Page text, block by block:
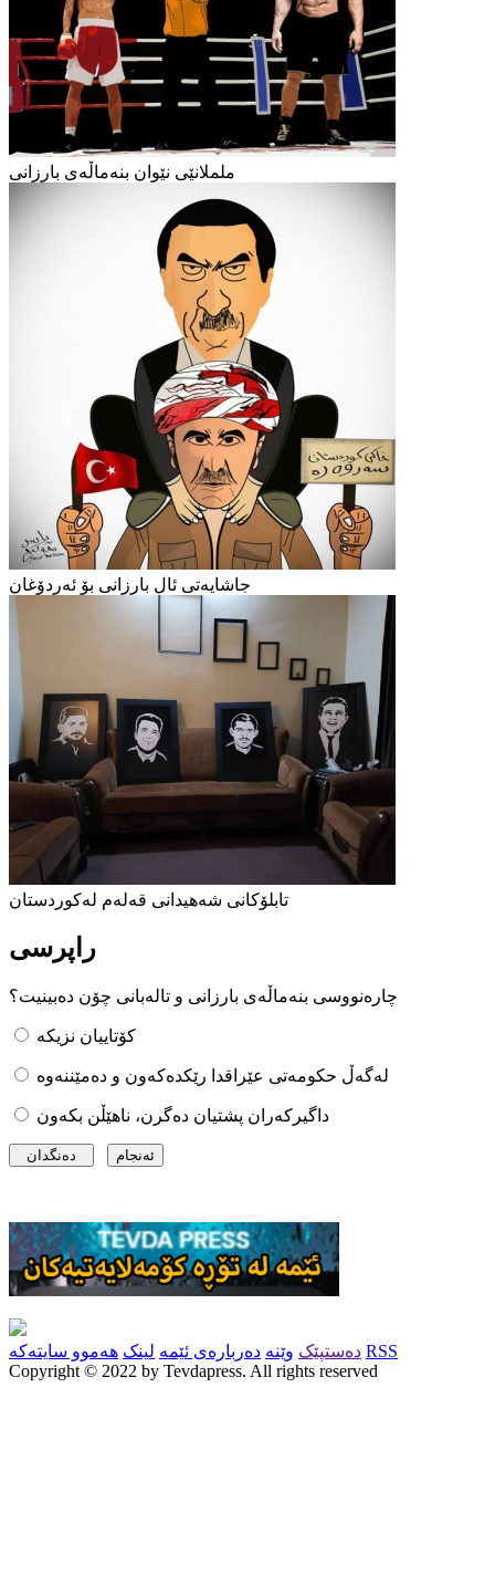
ململانێی نێوان بنەماڵەی بارزانی
جاشایەتی ئال بارزانی بۆ ئەردۆغان
تابلۆکانی شەهیدانی قەلەم لەکوردستان
راپرسی
چارەنووسی بنەماڵەی بارزانی و تالەبانی چۆن دەبینیت؟
کۆتاییان نزیکە
لەگەڵ حکومەتی عێراقدا رێکدەکەون و دەمێننەوە
داگیرکەران پشتیان دەگرن، ناهێڵن بکەون
دەستپێک وێنە دەربارەی ئێمە لینک هەموو سایتەکە
RSS
Copyright © 2022 by Tevdapress. All rights reserved